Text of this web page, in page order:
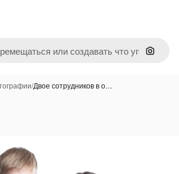
Поиск
/Двое сотрудников в о…